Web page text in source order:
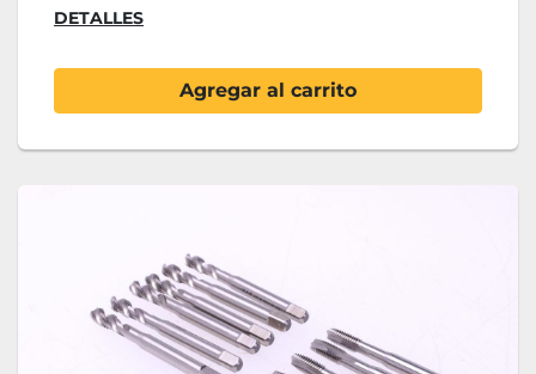
DETALLES
Agregar al carrito